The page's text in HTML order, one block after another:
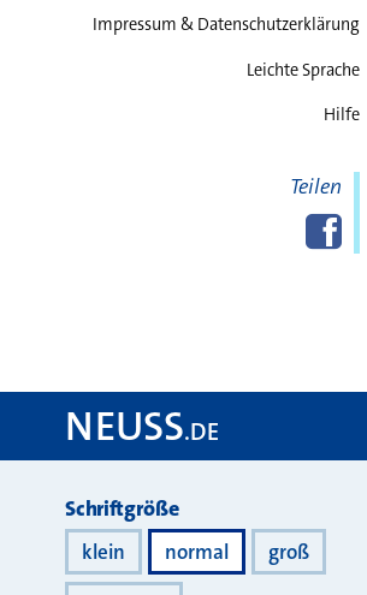
Impressum & Datenschutzerklärung
Leichte Sprache
Hilfe
Teilen
NEUSS.DE
Darstellung
Schriftgröße
klein normal
groß